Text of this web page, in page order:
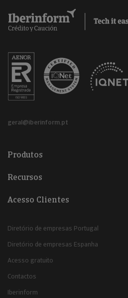
geral@iberinform.pt
Produtos
Recursos
Acesso Clientes
Diretório de empresas Portugal
Diretório de empresas Espanha
Acesso gratuito
Contactos
Iberinform